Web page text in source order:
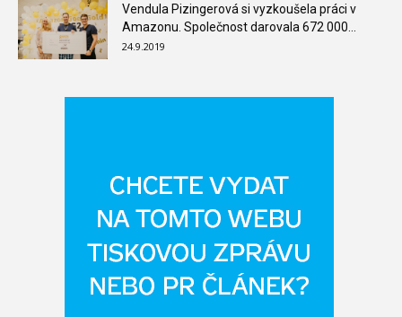
Vendula Pizingerová si vyzkoušela práci v
Amazonu. Společnost darovala 672 000...
24.9.2019